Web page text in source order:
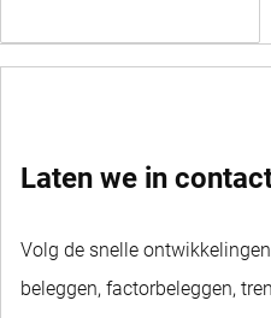
Laten we in
Volg de snelle
beleggen, factorbeleggen,